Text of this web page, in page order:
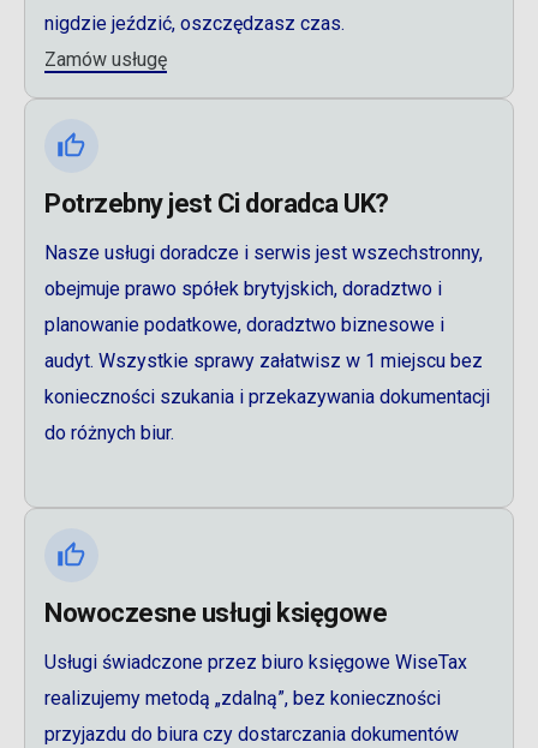
nigdzie jeździć, oszczędzasz czas.
Zamów usługę
Potrzebny jest Ci doradca UK?
Nasze usługi doradcze i serwis jest wszechstronny,
obejmuje prawo spółek brytyjskich, doradztwo i
planowanie podatkowe, doradztwo biznesowe i
audyt. Wszystkie sprawy załatwisz w 1 miejscu bez
konieczności szukania i przekazywania dokumentacji
do różnych biur.
Nowoczesne usługi księgowe
Usługi świadczone przez biuro księgowe WiseTax
realizujemy metodą „zdalną”, bez konieczności
przyjazdu do biura czy dostarczania dokumentów